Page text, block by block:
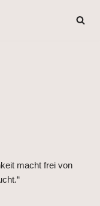
macht frei von